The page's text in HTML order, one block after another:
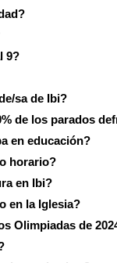
9?
sa de Ibi?
de los parados
en educación?
horario?
en Ibi?
en la Iglesia?
Olimpiadas de